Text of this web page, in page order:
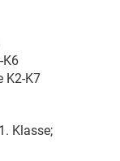
K6
K2-K7
Klasse;